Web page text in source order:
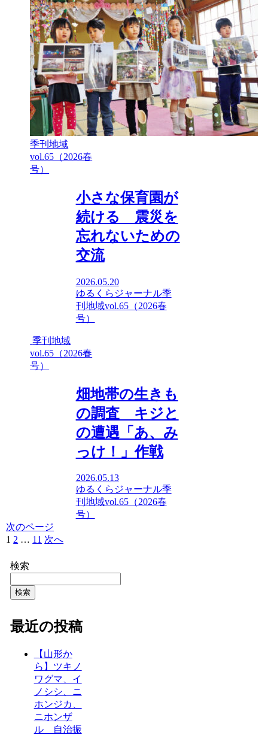
季刊地域
vol.65（2026春
号）
小さな保育園が
続ける 震災を
忘れないための
交流
2026.05.20
ゆるくらジャーナル季
刊地域vol.65（2026春
号）
季刊地域
vol.65（2026春
号）
畑地帯の生きも
の調査 キジと
の遭遇「あ、み
っけ！」作戦
2026.05.13
ゆるくらジャーナル季
刊地域vol.65（2026春
号）
次のページ
1 2 … 11 次へ
検索
検索
最近の投稿
【山形か
ら】ツキノ
ワグマ、イ
ノシシ、ニ
ホンジカ、
ニホンザ
ル 自治振